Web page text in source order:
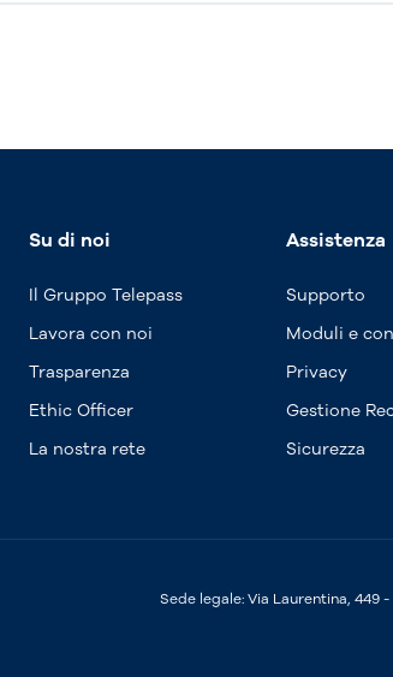
Su di noi
Il Gruppo Telepass
Lavora con noi
Trasparenza
Ethic Officer
La nostra rete
Assistenza
Supporto
Moduli e
Privacy
Gestione
Sicurezza
Sede legale: Via Laurentina, 449